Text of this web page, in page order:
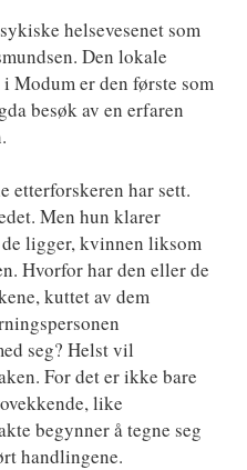
helsevesenet som
Den lokale
Modum er den første som
besøk av en erfaren
etterforskeren har sett.
Men hun klarer
de ligger, kvinnen liksom
Hvorfor har den eller de
kuttet av dem
seg? Helst vil
For det er ikke bare
like
begynner å tegne seg
handlingene.